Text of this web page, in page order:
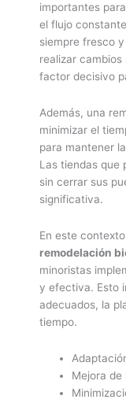
importantes
el flujo
siempre fresco
realizar
factor decisivo
Además, una
minimizar el
para mantener
Las tiendas que
sin cerrar sus
significativa.
En este
remodelación
minoristas
y efectiva. Esto
adecuados, la
tiempo.
Mejora